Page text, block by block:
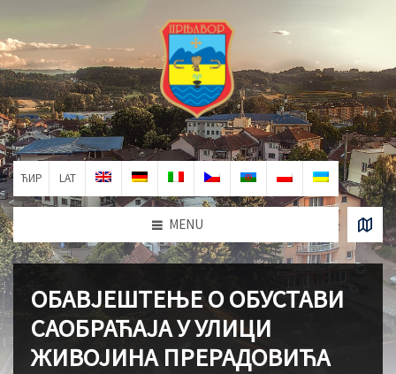
ЋИР LAT
MENU
ОБАВЈЕШТЕЊЕ О ОБУСТАВИ
САОБРАЋАЈА У УЛИЦИ
ЖИВОЈИНА ПРЕРАДОВИЋА